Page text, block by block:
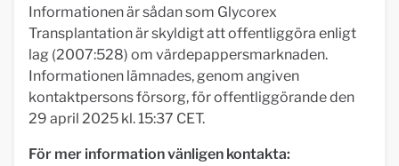
Informationen är sådan som Glycorex
Transplantation är skyldigt att offentliggöra enligt
lag (2007:528) om värdepappersmarknaden.
Informationen lämnades, genom angiven
kontaktpersons försorg, för offentliggörande den
29 april 2025 kl. 15:37 CET.
För mer information vänligen kontakta: